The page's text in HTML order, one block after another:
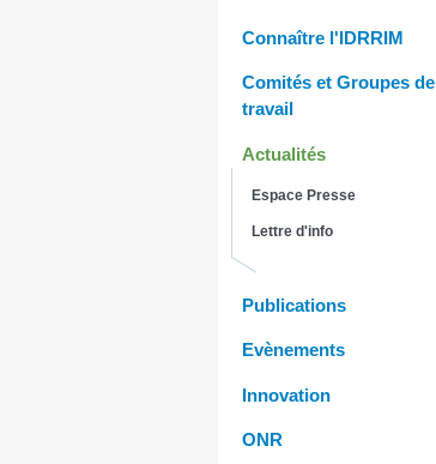
Connaître l'IDRRIM
Comités et Groupes de
travail
Actualités
Espace Presse
Lettre d'info
Publications
Evènements
Innovation
ONR